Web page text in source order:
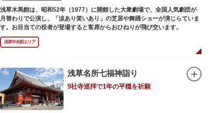
浅草木馬館は、昭和52年（1977）に開館した大衆劇場で、全国人気劇団が
月替わりで公演し、「涙あり笑いあり」の芝居や舞踊ショーが演じらていま
す。お目当ての役者が登場すると客席からおひねりが飛び交います。
浅草中央部エリア
浅草名所七福神詣り
9社寺巡拝で1年の平穏を祈願